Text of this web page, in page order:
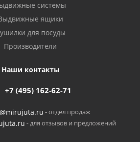
системы
ящики
для посуды
Производители
Наши контакты
+7 (495) 162-62-71
- отдел продаж
- для отзывов и предложений